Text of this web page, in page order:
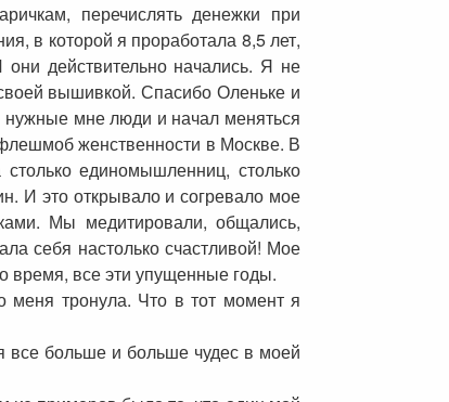
перечислять денежки при
в которой я проработала 8,5 лет,
действительно начались. Я не
вышивкой. Спасибо Оленьке и
нужные мне люди и начал меняться
женственности в Москве. В
единомышленниц, столько
И это открывало и согревало мое
Мы медитировали, общались,
себя настолько счастливой! Мое
время, все эти упущенные годы.
меня тронула. Что в тот момент я
все больше и больше чудес в моей